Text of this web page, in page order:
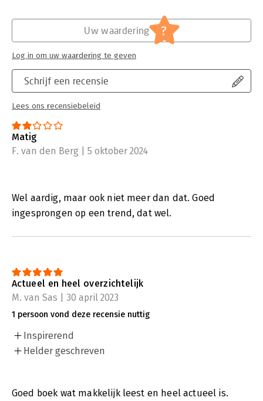
Schrijf een recensie
Lees ons recensiebeleid
Uw waardering ?
Log in om uw waardering te geven
Matig
F. van den Berg | 5 oktober 2024
Wel aardig, maar ook niet meer dan dat. Goed
ingesprongen op een trend, dat wel.
Actueel en heel overzichtelijk
M. van Sas | 30 april 2023
1 persoon vond deze recensie nuttig
Inspirerend
Helder geschreven
Goed boek wat makkelijk leest en heel actueel is.